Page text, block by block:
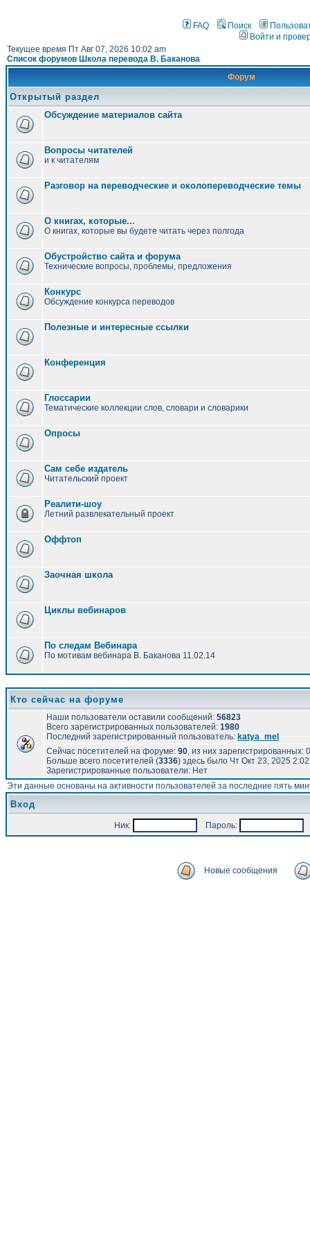
FAQ Поиск
Войти и
Текущее время Пт Авг 07, 2026 10:02 am
Список форумов Школа перевода В. Баканова
Форум
Открытый раздел
Обсуждение материалов сайта
Вопросы читателей
и к читателям
Разговор на переводческие и околопереводческие темы
О книгах, которые...
О книгах, которые вы будете читать через полгода
Обустройство сайта и форума
Технические вопросы, проблемы, предложения
Конкурс
Обсуждение конкурса переводов
Полезные и интересные ссылки
Конференция
Глоссарии
Тематические коллекции слов, словари и словарики
Опросы
Сам себе издатель
Читательский проект
Реалити-шоу
Летний развлекательный проект
Оффтоп
Заочная школа
Циклы вебинаров
По следам Вебинара
По мотивам вебинара В. Баканова 11.02.14
Кто сейчас на форуме
Наши пользователи оставили сообщений: 56823
Всего зарегистрированных пользователей: 1980
Последний зарегистрированный пользователь: katya_mel
Сейчас посетителей на форуме: 90, из них
Больше всего посетителей (3336) здесь было Чт Окт 23, 2025
Зарегистрированные пользователи: Нет
Эти данные основаны на активности пользователей за последние пять
Вход
Ник: Пароль:
Новые сообщения